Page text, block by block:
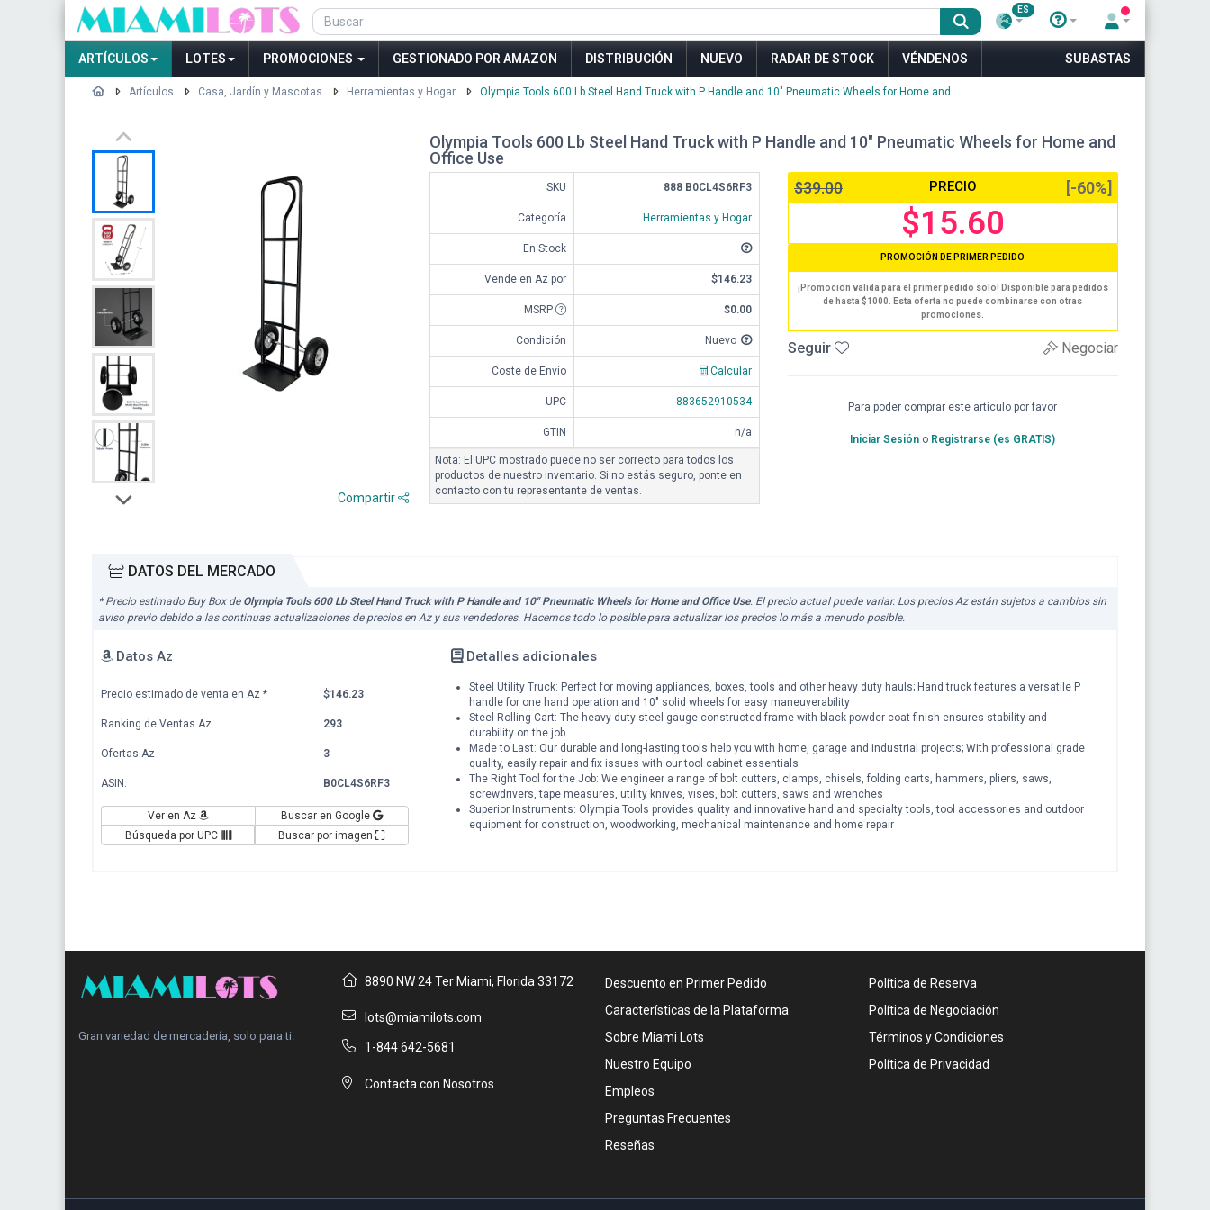
ES
ARTÍCULOS LOTES PROMOCIONES GESTIONADO POR AMAZON DISTRIBUCIÓN NUEVO RADAR DE STOCK VÉNDENOS SUBASTAS
Artículos Casa, Jardín y Mascotas Herramientas y Hogar Olympia Tools 600 Lb Steel Hand Truck with P Handle and 10" Pneumatic Wheels for Home and...
Compartir
Olympia Tools 600 Lb Steel Hand Truck with P Handle and 10" Pneumatic Wheels for Home and
Office Use
SKU 888 B0CL4S6RF3
Categoría Herramientas y Hogar
En Stock
Vende en Az por $146.23
MSRP $0.00
Condición Nuevo
Coste de Envío Calcular
UPC 883652910534
GTIN n/a
Nota: El UPC mostrado puede no ser correcto para todos los
productos de nuestro inventario. Si no estás seguro, ponte en
contacto con tu representante de ventas.
$39.00 PRECIO [-60%]
$15.60
PROMOCIÓN DE PRIMER PEDIDO
¡Promoción válida para el primer pedido solo! Disponible para pedidos
de hasta $1000. Esta oferta no puede combinarse con otras
promociones.
Seguir Negociar
Para poder comprar este artículo por favor
Iniciar Sesión o Registrarse (es GRATIS)
DATOS DEL MERCADO
* Precio estimado Buy Box de Olympia Tools 600 Lb Steel Hand Truck with P Handle and 10" Pneumatic Wheels for Home and Office Use. El precio actual puede variar. Los precios Az están sujetos a cambios sin
aviso previo debido a las continuas actualizaciones de precios en Az y sus vendedores. Hacemos todo lo posible para actualizar los precios lo más a menudo posible.
Datos Az
Precio estimado de venta en Az * $146.23
Ranking de Ventas Az 293
Ofertas Az 3
ASIN: B0CL4S6RF3
Ver en Az
Buscar en Google
Búsqueda por UPC
Buscar por imagen
Detalles adicionales
Steel Utility Truck: Perfect for moving appliances, boxes, tools and other heavy duty hauls; Hand truck features a versatile P
handle for one hand operation and 10" solid wheels for easy maneuverability
Steel Rolling Cart: The heavy duty steel gauge constructed frame with black powder coat finish ensures stability and
durability on the job
Made to Last: Our durable and long-lasting tools help you with home, garage and industrial projects; With professional grade
quality, easily repair and fix issues with our tool cabinet essentials
The Right Tool for the Job: We engineer a range of bolt cutters, clamps, chisels, folding carts, hammers, pliers, saws,
screwdrivers, tape measures, utility knives, vises, bolt cutters, saws and wrenches
Superior Instruments: Olympia Tools provides quality and innovative hand and specialty tools, tool accessories and outdoor
equipment for construction, woodworking, mechanical maintenance and home repair
Gran variedad de mercadería, solo para ti.
8890 NW 24 Ter Miami, Florida 33172
lots@miamilots.com
1-844 642-5681
Contacta con Nosotros
Descuento en Primer Pedido
Características de la Plataforma
Sobre Miami Lots
Nuestro Equipo
Empleos
Preguntas Frecuentes
Reseñas
Política de Reserva
Política de Negociación
Términos y Condiciones
Política de Privacidad